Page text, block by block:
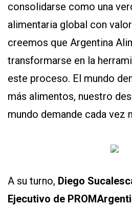
consolidarse como una
alimentaria global con
creemos que Argentina
transformarse en la
este proceso. El mundo
más alimentos, nuestro
mundo demande cada vez
A su turno, Diego
Ejecutivo de